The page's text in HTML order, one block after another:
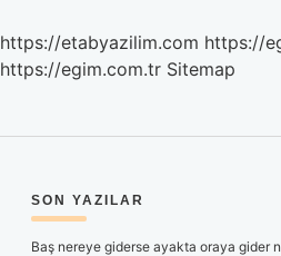
https://etabyazilim.com https://
https://egim.com.tr Sitemap
SIDEBAR
SON YAZILAR
Baş nereye giderse ayakta oraya gider